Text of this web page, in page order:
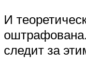
И
следит за